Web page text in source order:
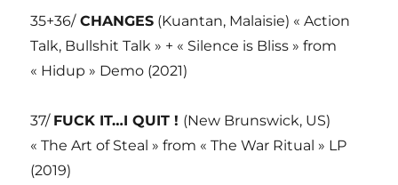
35+36/CHANGES (Kuantan, Malaisie) « Action
Talk, Bullshit Talk » + « Silence is Bliss » from
« Hidup » Demo (2021)
37/ FUCK IT…I QUIT ! (New Brunswick, US)
« The Art of Steal » from « The War Ritual » LP
(2019)